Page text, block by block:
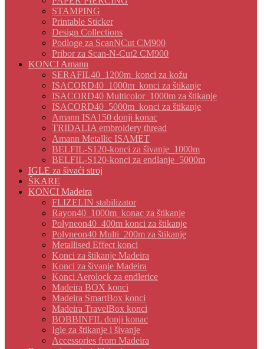
STAMPING
Printable Sticker
Design Collections
Podloge za ScanNCut CM900
Pribor za Scan-N-Cut2 CM900
KONCI Amann
SERAFIL40_1200m_konci za kožu
ISACORD40_1000m_konci za štikanje
ISACORD40 Multicolor_1000m za štikanje
ISACORD40_5000m_konci za štikanje
Amann ISA150 donji konac
TRIDALIA embroidery thread
Amann Metallic ISAMET
BELFIL-S120-konci za šivanje_1000m
BELFIL-S120-konci za endlanje_5000m
IGLE za šivaći stroj
ŠKARE
KONCI Madeira
FLIZELIN stabilizator
Rayon40_1000m_konac za štikanje
Polyneon40_400m konci za štikanje
Polyneon40 Multi_200m za štikanje
Metallised Effect konci
Konci za štikanje Madeira
Konci za šivanje Madeira
Konci Aerolock za endlerice
Madeira BOX konci
Madeira SmartBox konci
Madeira TravelBox konci
BOBBINFIL donji konac
Igle za štikanje i šivanje
Accessories from Madeira